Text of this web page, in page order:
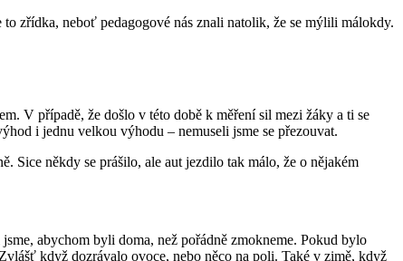
zřídka, neboť pedagogové nás znali natolik, že se mýlili málokdy.
V případě, že došlo v této době k měření sil mezi žáky a ti se
i jednu velkou výhodu – nemuseli jsme se přezouvat.
Sice někdy se prášilo, ale aut jezdilo tak málo, že o nějakém
abychom byli doma, než pořádně zmokneme. Pokud bylo
když dozrávalo ovoce, nebo něco na poli. Také v zimě, když